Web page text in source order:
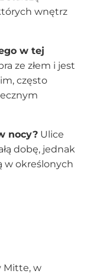
wnętrz
w tej
ze złem i jest
często
nocy?Ulice
dobę, jednak
w określonych
Mitte, w